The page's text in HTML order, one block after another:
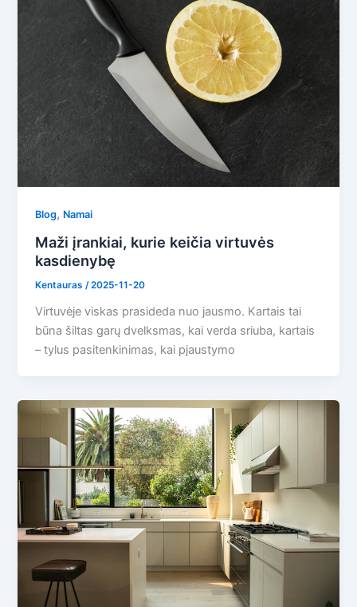
Blog, Namai
Maži įrankiai, kurie keičia virtuvės
kasdienybę
Kentauras /2025-11-20
Virtuvėje viskas prasideda nuo jausmo. Kartais tai
būna šiltas garų dvelksmas, kai verda sriuba, kartais
– tylus pasitenkinimas, kai pjaustymo